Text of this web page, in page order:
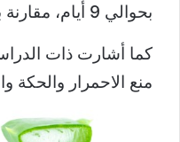
بحوالي 9 أيام، مقارنة بالأدوية التقليدية.
كما أشارت ذات
منع الاحمرار والحكة